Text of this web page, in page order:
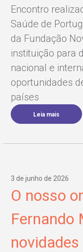
Encontro
Saúde de
da Fundação
instituição para
nacional e
oportunidades
países
Leia mais
3 de junho de 2026
O nosso
Fernando